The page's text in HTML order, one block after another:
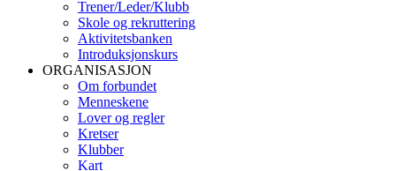
Trener/Leder/Klubb
Skole og rekruttering
Aktivitetsbanken
Introduksjonskurs
ORGANISASJON
Om forbundet
Menneskene
Lover og regler
Kretser
Klubber
Kart